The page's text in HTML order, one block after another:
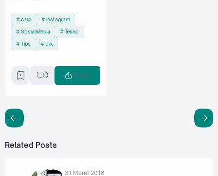
cara instagram
SosialMedia Tekno
Tips trik
0 Share
Related Posts
31 Maret 2018